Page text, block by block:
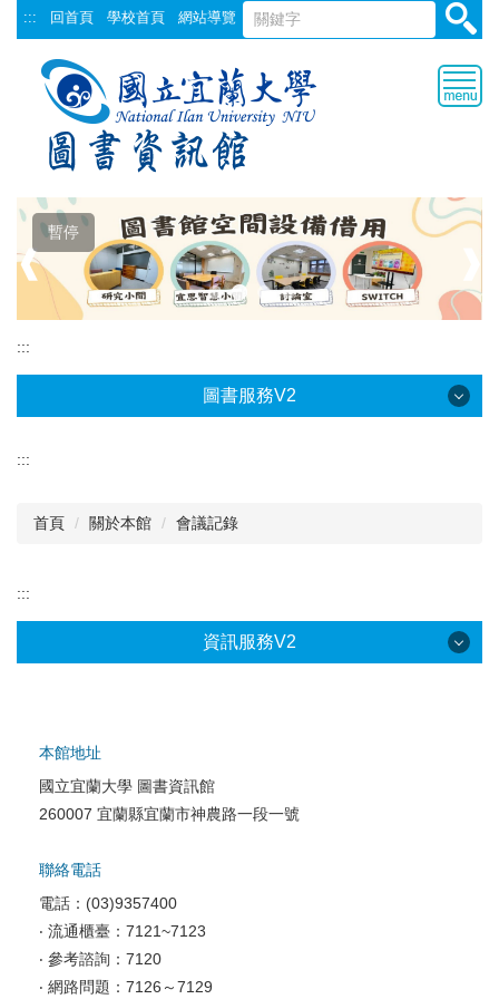
跳
到
::: 回首頁 學校首頁 網站導覽
暫停
❰
:::
圖書服務V2
:::
首頁 關於本館 會議記錄
:::
資訊服務V2
校園網路服務
校園資訊安全
電腦教室相關
資訊服務申請
本館地址
國立宜蘭大學 圖書資訊館
260007 宜蘭縣宜蘭市神農路一段一號
聯絡電話
電話：(03)9357400
‧ 流通櫃臺：7121~7123
‧ 參考諮詢：7120
‧ 網路問題：7126～7129